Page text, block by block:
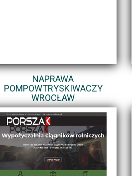
NAPRAWA
POMPOWTRYSKIWACZY
WROCŁAW